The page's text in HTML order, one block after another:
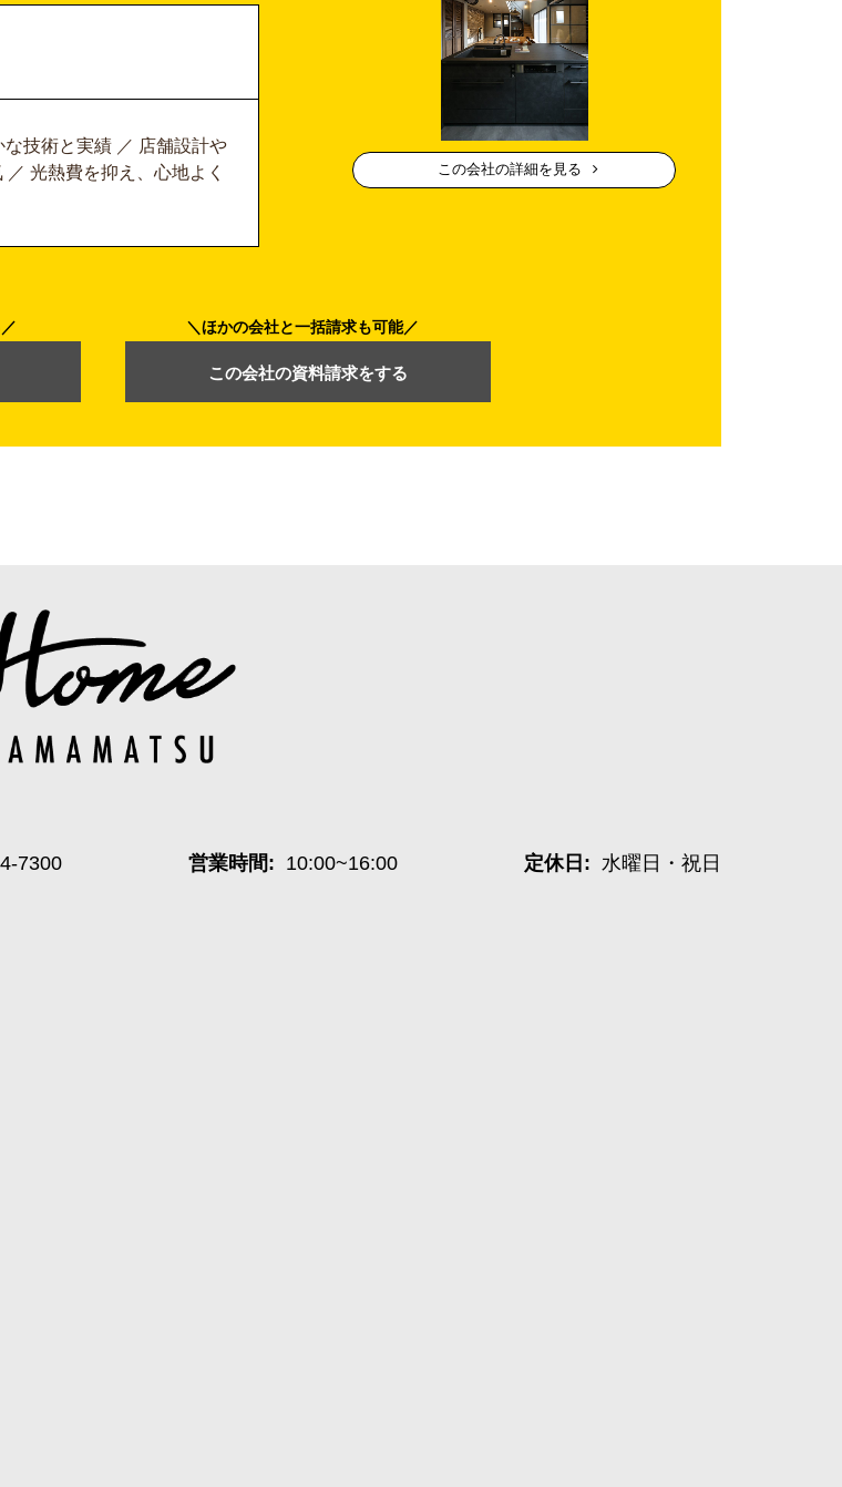
技術と実績 ／ 店舗設計や
光熱費を抑え、心地よく
この会社の詳細を見る
ほかの会社と一括請求も可能
この会社の資料請求をする
7300 営業時間: 10:00~16:00 定休日: 水曜日・祝日